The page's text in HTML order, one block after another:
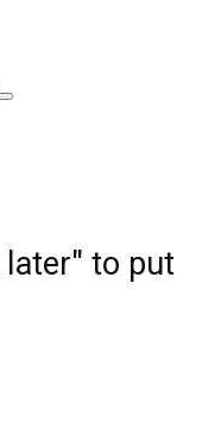
later" to put